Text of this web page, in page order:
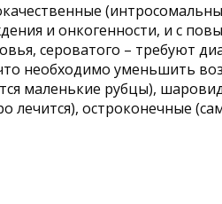
и онкогенности, и с
сероватого – требуют
необходимо уменьшить
маленькие рубцы),
остроконечные